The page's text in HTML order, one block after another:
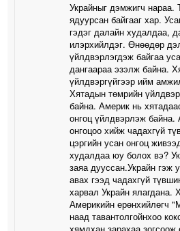
Украйныг дэмжигч нараа.
ядуурсан байгааг хар.
гэдэг далайн худалдаа,
илэрхийлдэг. Өнөөдөр
үйлдвэрлэгдэж байгаа
дангаараа эзэлж байна.
үйлдвэргүйгээр ийм
Хятадын төмрийн
байна. Америк нь
онгоц үйлдвэрлэж байна.
онгоцоо хийж чадахгүй
цэргийн усан онгоц
худалдаа юу болох вэ?
заяа дууссан.Украйн гэж
авах гээд чадахгүй
харвал Украйн
Америкийн ерөнхийлөгч
наад тавантолгойнхоо